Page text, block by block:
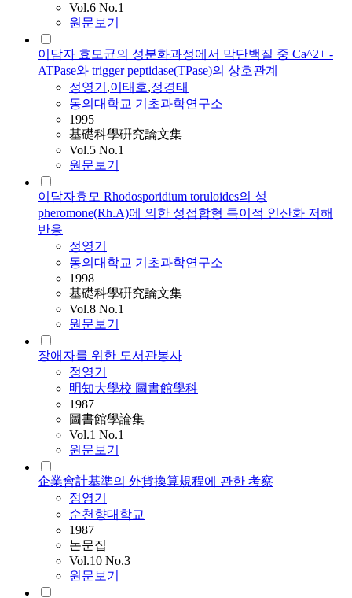
Vol.6 No.1
원문보기
이담자 효모균의 성분화과정에서 막단백질 중 Ca^2+ -
ATPase와 trigger peptidase(TPase)의 상호관계
정영기 ,이태호,정경태
동의대학교 기초과학연구소
1995
基礎科學硏究論文集
Vol.5 No.1
원문보기
이담자효모 Rhodosporidium toruloides의 성
pheromone(Rh.A)에 의한 성접합형 특이적 인산화 저해
반응
정영기
동의대학교 기초과학연구소
1998
基礎科學硏究論文集
Vol.8 No.1
원문보기
장애자를 위한 도서관봉사
정영기
明知大學校 圖書館學科
1987
圖書館學論集
Vol.1 No.1
원문보기
企業會計基準의 外貨換算規程에 관한 考察
정영기
순천향대학교
1987
논문집
Vol.10 No.3
원문보기